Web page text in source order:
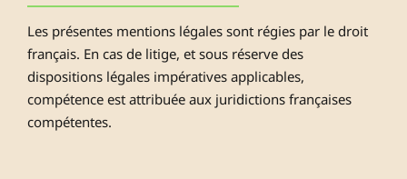
Les présentes mentions légales sont régies par le droit
français. En cas de litige, et sous réserve des
dispositions légales impératives applicables,
compétence est attribuée aux juridictions françaises
compétentes.